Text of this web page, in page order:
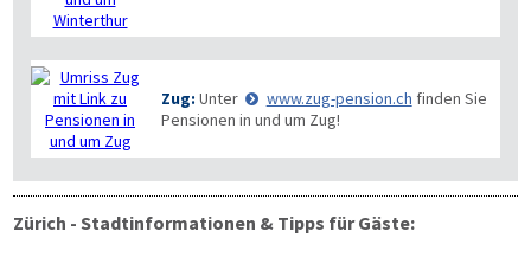
Zug: Unter www.zug-pension.ch finden Sie
Pensionen in und um Zug!
Zürich - Stadtinformationen & Tipps für Gäste: